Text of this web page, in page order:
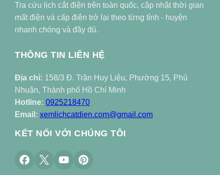
Tra cứu lịch cắt điện trên toàn quốc, cập nhật thời gian
mất điện và cấp điện trở lại theo từng tỉnh - huyện
nhanh chóng và đầy đủ.
THÔNG TIN LIÊN HỆ
Địa chỉ: 158/3 Đ. Trần Huy Liệu, Phường 15, Phú
Nhuận, Thành phố Hồ Chí Minh
Hotline: 0925218470
Email: xemlichcatdien.com@gmail.com
KẾT NỐI VỚI CHÚNG TÔI